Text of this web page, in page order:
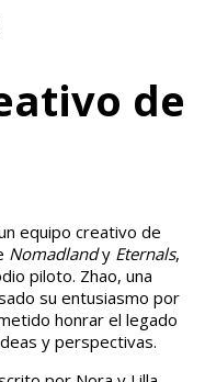
de
equipo creativo de
Nomadlandy Eternals,
piloto. Zhao, una
su entusiasmo por
honrar el legado
y perspectivas.